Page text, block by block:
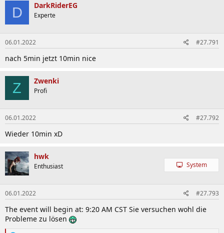
D DarkRiderEG
Experte
06.01.2022 #27.791
nach 5min jetzt 10min nice
Z Zwenki
Profi
06.01.2022 #27.792
Wieder 10min xD
hwk
Enthusiast System
06.01.2022 #27.793
The event will begin at: 9:20 AM CST Sie versuchen wohl die
Probleme zu lösen